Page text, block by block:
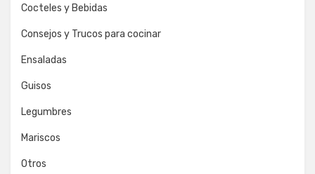
Cocteles y Bebidas
Consejos y Trucos para cocinar
Ensaladas
Guisos
Legumbres
Mariscos
Otros